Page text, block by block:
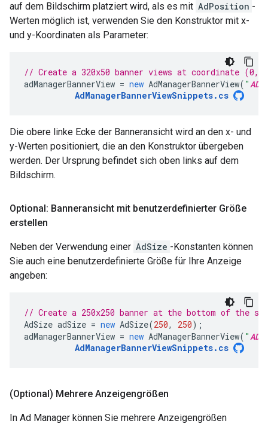
auf dem Bildschirm platziert wird, als es mit AdPosition -
Werten möglich ist, verwenden Sie den Konstruktor mit x-
und y-Koordinaten als Parameter:
// Create a 320x50 banner views at coordinate
adManagerBannerView = new AdManagerBannerView( "
AdManagerBannerViewSnippets. cs
Die obere linke Ecke der Banneransicht wird an den x- und
y-Werten positioniert, die an den Konstruktor übergeben
werden. Der Ursprung befindet sich oben links auf dem
Bildschirm.
Optional: Banneransicht mit benutzerdefinierter Größe
erstellen
Neben der Verwendung einer AdSize -Konstanten können
Sie auch eine benutzerdefinierte Größe für Ihre Anzeige
angeben:
// Create a 250x250 banner at the bottom of the
AdSize adSize = new AdSize(250, 250);
adManagerBannerView = new AdManagerBannerView( "
AdManagerBannerViewSnippets. cs
(Optional) Mehrere Anzeigengrößen
In Ad Manager können Sie mehrere Anzeigengrößen